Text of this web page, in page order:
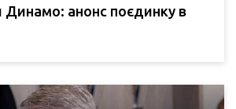
Динамо: анонс поєдинку в